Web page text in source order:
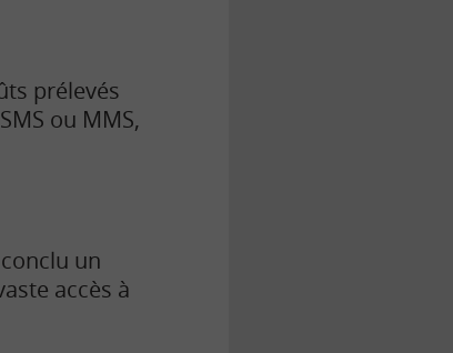
prélevés
ou MMS,
un
accès à